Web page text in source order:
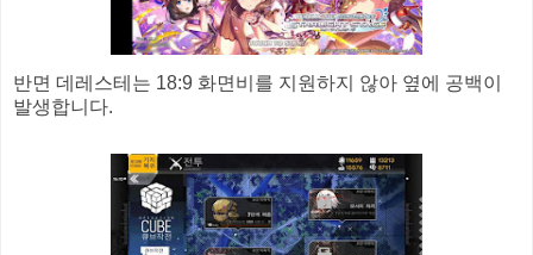
반면 데레스테는 18:9 화면비를 지원하지 않아 옆에 공백이
발생합니다.